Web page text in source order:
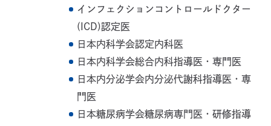
インフェクションコントロールドクター
(ICD)認定医
日本内科学会認定内科医
日本内科学会総合内科指導医・専門医
日本内分泌学会内分泌代謝科指導医・専
門医
日本糖尿病学会糖尿病専門医・研修指導